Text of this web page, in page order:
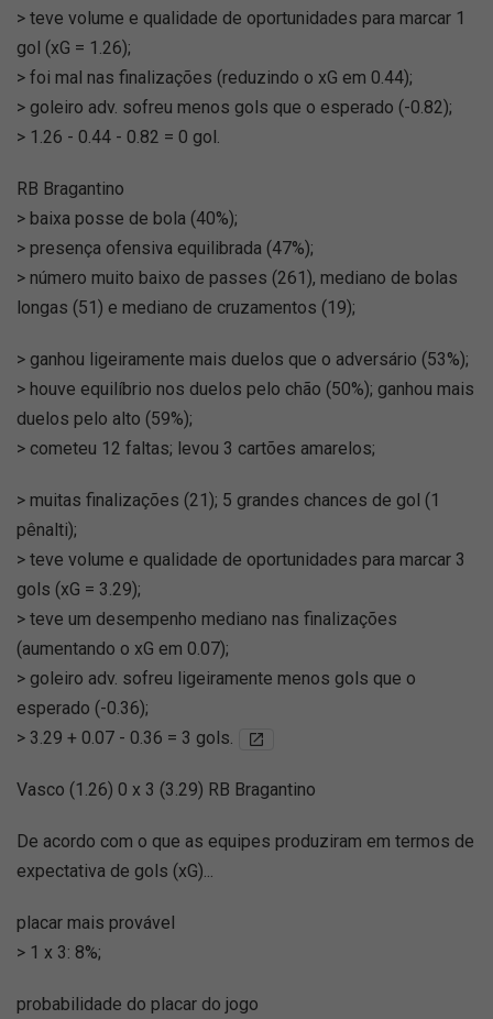
> teve volume e qualidade de oportunidades para marcar 1
gol (xG = 1.26);
> foi mal nas finalizações (reduzindo o xG em 0.44);
> goleiro adv. sofreu menos gols que o esperado (-0.82);
> 1.26 - 0.44 - 0.82 = 0 gol.
RB Bragantino
> baixa posse de bola (40%);
> presença ofensiva equilibrada (47%);
> número muito baixo de passes (261), mediano de bolas
longas (51) e mediano de cruzamentos (19);
> ganhou ligeiramente mais duelos que o adversário (53%);
> houve equilíbrio nos duelos pelo chão (50%); ganhou mais
duelos pelo alto (59%);
> cometeu 12 faltas; levou 3 cartões amarelos;
> muitas finalizações (21); 5 grandes chances de gol (1
pênalti);
> teve volume e qualidade de oportunidades para marcar 3
gols (xG = 3.29);
> teve um desempenho mediano nas finalizações
(aumentando o xG em 0.07);
> goleiro adv. sofreu ligeiramente menos gols que o
esperado (-0.36);
> 3.29 + 0.07 - 0.36 = 3 gols.
Vasco (1.26) 0 x 3 (3.29) RB Bragantino
De acordo com o que as equipes produziram em termos de
expectativa de gols (xG)...
placar mais provável
> 1 x 3: 8%;
probabilidade do placar do jogo